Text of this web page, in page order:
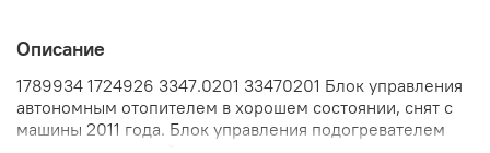
Описание
1789934 1724926 3347.0201 33470201 Блок управления
автономным отопителем в хорошем состоянии, снят с
машины 2011 года. Блок управления подогревателем